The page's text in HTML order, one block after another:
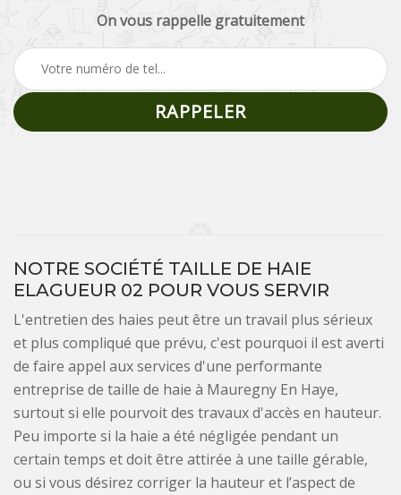
On vous rappelle gratuitement
NOTRE SOCIÉTÉ TAILLE DE HAIE
ELAGUEUR 02 POUR VOUS SERVIR
L'entretien des haies peut être un travail plus sérieux
et plus compliqué que prévu, c'est pourquoi il est averti
de faire appel aux services d'une performante
entreprise de taille de haie à Mauregny En Haye,
surtout si elle pourvoit des travaux d'accès en hauteur.
Peu importe si la haie a été négligée pendant un
certain temps et doit être attirée à une taille gérable,
ou si vous désirez corriger la hauteur et l’aspect de